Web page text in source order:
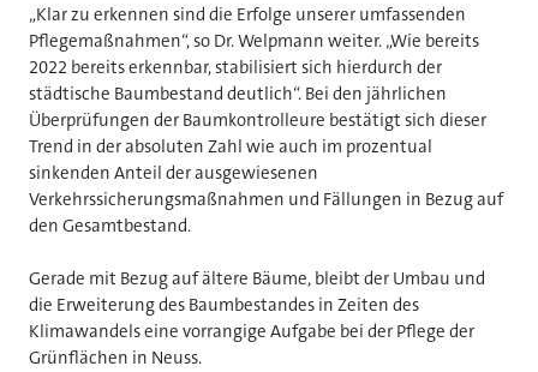
„Klar zu erkennen sind die Erfolge unserer umfassenden
Pflegemaßnahmen“, so Dr. Welpmann weiter. „Wie bereits
2022 bereits erkennbar, stabilisiert sich hierdurch der
städtische Baumbestand deutlich“. Bei den jährlichen
Überprüfungen der Baumkontrolleure bestätigt sich dieser
Trend in der absoluten Zahl wie auch im prozentual
sinkenden Anteil der ausgewiesenen
Verkehrssicherungsmaßnahmen und Fällungen in Bezug auf
den Gesamtbestand.
Gerade mit Bezug auf ältere Bäume, bleibt der Umbau und
die Erweiterung des Baumbestandes in Zeiten des
Klimawandels eine vorrangige Aufgabe bei der Pflege der
Grünflächen in Neuss.